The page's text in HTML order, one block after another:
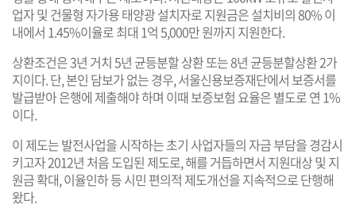
업자 및 건물형 자가용 태양광 설치자로 지원금은 설치비의 80% 이
내에서 1.45%이율로 최대 1억 5,000만 원까지 지원한다.
상환조건은 3년 거치 5년 균등분할 상환 또는 8년 균등분할상환 2가
지이다. 단, 본인 담보가 없는 경우, 서울신용보증재단에서 보증서를
발급받아 은행에 제출해야 하며 이때 보증보험 요율은 별도로 연 1%
이다.
이 제도는 발전사업을 시작하는 초기 사업자들의 자금 부담을 경감시
키고자 2012년 처음 도입된 제도로, 해를 거듭하면서 지원대상 및 지
원금 확대, 이율인하 등 시민 편의적 제도개선을 지속적으로 단행해
왔다.